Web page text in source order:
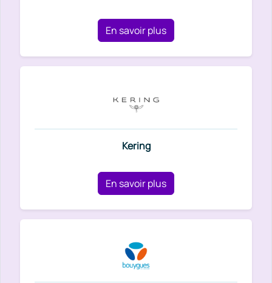
En savoir plus
Kering
En savoir plus